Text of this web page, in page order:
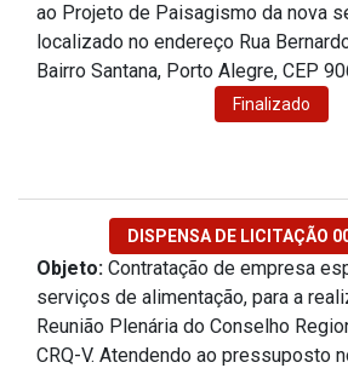
ao Projeto de Paisagismo da nova
localizado no endereço Rua
Bairro Santana, Porto Alegre, CEP
Finalizado
DISPENSA DE LICITAÇÃO
Objeto: Contratação de empresa
serviços de alimentação, para a
Reunião Plenária do Conselho
CRQ-V. Atendendo ao pressuposto